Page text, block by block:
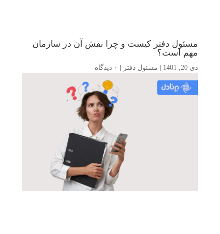
مسئول دفتر کیست و چرا نقش آن در سازمان
مهم است؟
دی 20, 1401 مسئول دفتر ۰ دیدگاه